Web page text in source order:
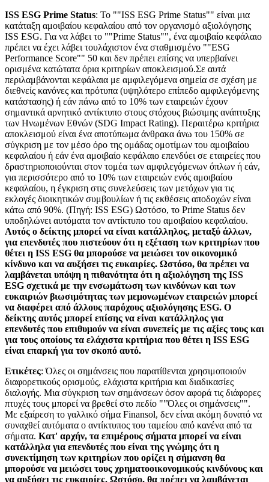
ISS ESG Prime Status: Το ""ISS ESG Prime Status"" είναι μια
κατάταξη αμοιβαίου κεφαλαίου από τον οργανισμό αξιολόγησης
ISS ESG. Για να λάβει το ""Prime Status"", ένα αμοιβαίο κεφάλαιο
πρέπει να έχει λάβει τουλάχιστον ένα σταθμισμένο ""ESG
Performance Score"" 50 και δεν πρέπει επίσης να υπερβαίνει
ορισμένα κατώτατα όρια κριτηρίων αποκλεισμού.Σε αυτά
περιλαμβάνονται κεφάλαια με αμφιλεγόμενα σημεία σε σχέση με
διεθνείς κανόνες και πρότυπα (υψηλότερο επίπεδο αμφιλεγόμενης
κατάστασης) ή εάν πάνω από το 10% των εταιρειών έχουν
σημαντικά αρνητικό αντίκτυπο στους στόχους βιώσιμης ανάπτυξης
των Ηνωμένων Εθνών (SDG Impact Rating). Περαιτέρω κριτήρια
αποκλεισμού είναι ένα αποτύπωμα άνθρακα άνω του 150% σε
σύγκριση με τον μέσο όρο της ομάδας ομοτίμων του αμοιβαίου
κεφαλαίου ή εάν ένα αμοιβαίο κεφάλαιο επενδύει σε εταιρείες που
δραστηριοποιούνται στον τομέα των αμφιλεγόμενων όπλων ή εάν,
για περισσότερο από το 10% των εταιρειών ενός αμοιβαίου
κεφαλαίου, η έγκριση στις συνελεύσεις των μετόχων για τις
εκλογές διοικητικών συμβουλίων ή τις εκθέσεις αποδοχών είναι
κάτω από 90%. (Πηγή: ISS ESG) Ωστόσο, το Prime Status δεν
υποδηλώνει αυτόματα τον αντίκτυπο του αμοιβαίου κεφαλαίου.
Αυτός ο δείκτης μπορεί να είναι κατάλληλος, μεταξύ άλλων,
για επενδυτές που πιστεύουν ότι η εξέταση των κριτηρίων που
θέτει η ISS ESG θα μπορούσε να μειώσει τον οικονομικό
κίνδυνο και να αυξήσει τις ευκαιρίες. Ωστόσο, θα πρέπει να
λαμβάνεται υπόψη η πιθανότητα ότι η αξιολόγηση της ISS
ESG σχετικά με την ενσωμάτωση των κινδύνων και των
ευκαιριών βιωσιμότητας των μεμονωμένων εταιρειών μπορεί
να διαφέρει από άλλους παρόχους αξιολόγησης ESG. Ο
δείκτης αυτός μπορεί επίσης να είναι κατάλληλος για
επενδυτές που επιθυμούν να είναι συνεπείς με τις αξίες τους και
για τους οποίους τα ελάχιστα κριτήρια που θέτει η ISS ESG
είναι επαρκή για τον σκοπό αυτό.
Ετικέτες: Όλες οι σημάνσεις που παρατίθενται χρησιμοποιούν
διαφορετικούς ορισμούς, ελάχιστα κριτήρια και διαδικασίες
διαλογής. Μια σύγκριση των σημάνσεων όσον αφορά τις διάφορες
πτυχές τους μπορεί να βρεθεί στο πεδίο ""Όλες οι σημάνσεις"".
Με εξαίρεση το γαλλικό σήμα Finansol, δεν είναι ακόμη δυνατό να
συναχθεί αυτόματα ο αντίκτυπος του ταμείου από κανένα από τα
σήματα. Κατ' αρχήν, τα επιμέρους σήματα μπορεί να είναι
κατάλληλα για επενδυτές που είναι της γνώμης ότι η
συνεκτίμηση των κριτηρίων που ορίζει η σήμανση θα
μπορούσε να μειώσει τους χρηματοοικονομικούς κινδύνους και
να αυξήσει τις ευκαιρίες. Ωστόσο, θα πρέπει να λαμβάνεται